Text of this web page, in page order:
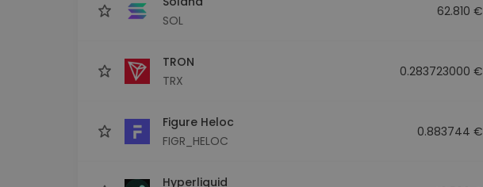
SOL
62.810 €
TRON
TRX
0.283723000 €
Figure Heloc
FIGR_HELOC
0.883744 €
Hyperliquid